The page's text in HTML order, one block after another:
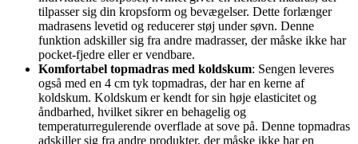
tilpasser sig din kropsform og bevægelser. Dette forlænger
madrasens levetid og reducerer støj under søvn. Denne
funktion adskiller sig fra andre madrasser, der måske ikke har
pocket-fjedre eller er vendbare.
Komfortabel topmadras med koldskum: Sengen leveres
også med en 4 cm tyk topmadras, der har en kerne af
koldskum. Koldskum er kendt for sin høje elasticitet og
åndbarhed, hvilket sikrer en behagelig og
temperaturregulerende overflade at sove på. Denne topmadras
adskiller sig fra andre produkter, der måske ikke har en